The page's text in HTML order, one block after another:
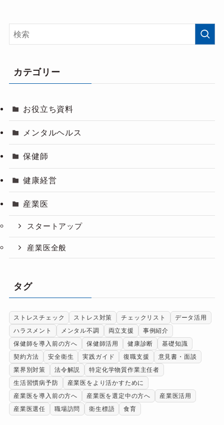
カテゴリー
お役立ち資料
メンタルヘルス
保健師
健康経営
産業医
スタートアップ
産業医全般
タグ
ストレスチェック ストレス対策 チェックリスト
データ活用
ハラスメント
メンタル不調 両立支援
事例紹介
保健師を導入前の方へ
保健師活用 健康診断
基礎知識
契約方法
安全衛生 実践ガイド 復職支援
意見書・面談
業界別対策
法令解説
特定化学物質作業主任者
生活習慣病予防
産業医をより活かすために
産業医を導入前の方へ
産業医を選定中の方へ
産業医活用
産業医選任
職場訪問 衛生標語 食育